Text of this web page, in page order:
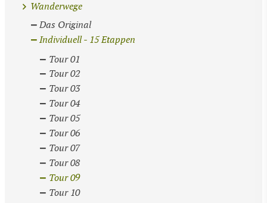
Wanderwege
Das Original
Individuell - 15 Etappen
Tour 01
Tour 02
Tour 03
Tour 04
Tour 05
Tour 06
Tour 07
Tour 08
Tour 09
Tour 10